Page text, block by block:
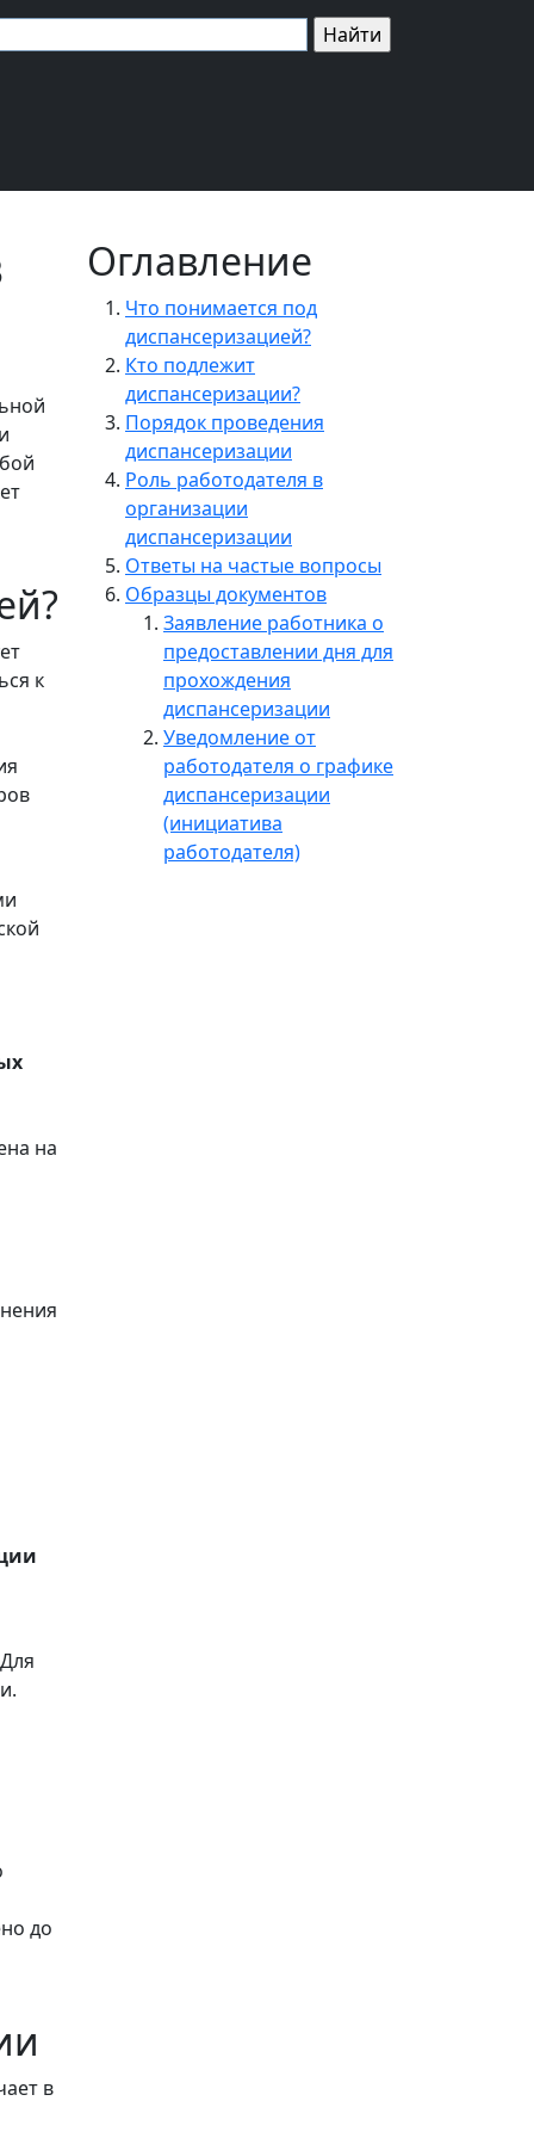
к
на
до
в
Оглавление
Что понимается под
диспансеризацией?
Кто подлежит
диспансеризации?
Порядок проведения
диспансеризации
Роль работодателя в
организации
диспансеризации
Ответы на частые вопросы
Образцы документов
Заявление работника о
предоставлении дня для
прохождения
диспансеризации
Уведомление от
работодателя о графике
диспансеризации
(инициатива
работодателя)